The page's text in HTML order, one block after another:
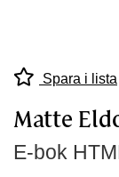
Spara i lista
Matte
E-bok